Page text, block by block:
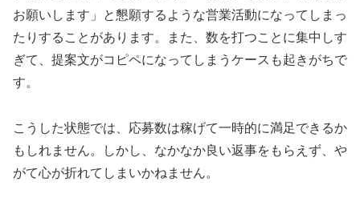
お願いします」と懇願するような営業活動になってしまっ
たりすることがあります。また、数を打つことに集中しす
ぎて、提案文がコピペになってしまうケースも起きがちで
す。
こうした状態では、応募数は稼げて一時的に満足できるか
もしれません。しかし、なかなか良い返事をもらえず、や
がて心が折れてしまいかねません。